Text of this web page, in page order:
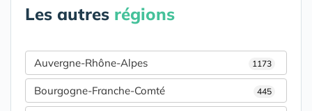
Les autres régions
Auvergne-Rhône-Alpes 1173
Bourgogne-Franche-Comté 445